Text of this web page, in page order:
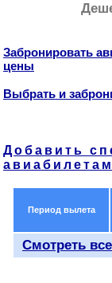
Забронировать
цены
Выбрать и
Добавить
авиабилетам
Период вылета
Смотреть